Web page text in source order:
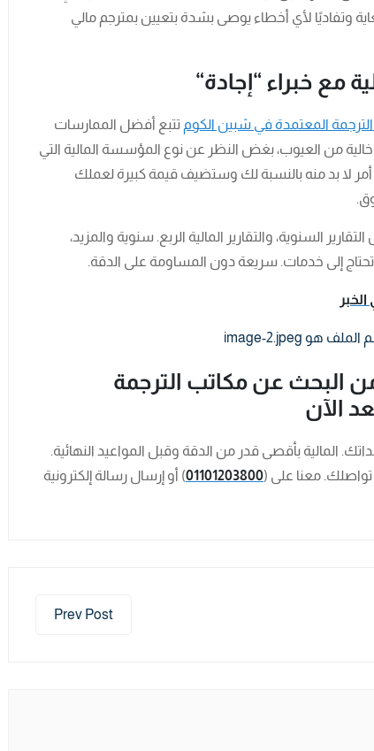
وتفاديًا لأي أخطاء يوصى بشدة بتعيين بمترجم مالي
مع خبراء “إجادة“
المعتمدة في شبين الكوم تتبع أفضل الممارسات
من العيوب، بغض النظر عن نوع المؤسسة المالية التي
أمر لا بد منه بالنسبة لك وستضيف قيمة كبيرة لعملك
السنوية، والتقارير المالية الربع. سنوية والمزيد،
إلى خدمات. سريعة دون المساومة على الدقة.
البحث عن مكاتب الترجمة
الآن
المالية بأقصى قدر من الدقة وقبل المواعيد النهائية.
01101203800) أو إرسال رسالة إلكترونية
Prev Post